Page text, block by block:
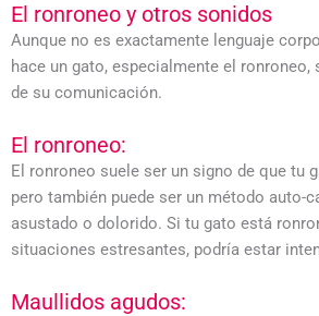
El ronroneo y otros sonidos
Aunque no es exactamente lenguaje
hace un gato, especialmente el ronroneo,
de su comunicación.
El ronroneo:
El ronroneo suele ser un signo de que tu
pero también puede ser un método auto-
asustado o dolorido. Si tu gato está
situaciones estresantes, podría estar
Maullidos agudos: